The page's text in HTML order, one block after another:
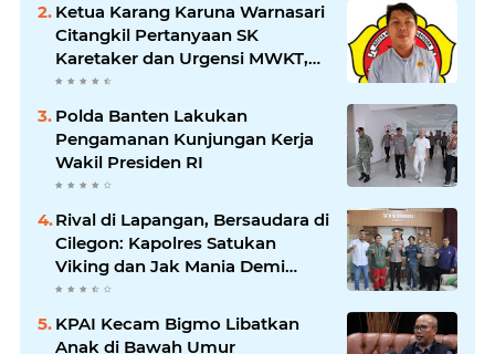
Ketua Karang Karuna Warnasari
Citangkil Pertanyaan SK
Karetaker dan Urgensi MWKT,
Saat Suasana Berduka
Polda Banten Lakukan
Pengamanan Kunjungan Kerja
Wakil Presiden RI
Rival di Lapangan, Bersaudara di
Cilegon: Kapolres Satukan
Viking dan Jak Mania Demi
Nobar Damai Piala Presiden
KPAI Kecam Bigmo Libatkan
Anak di Bawah Umur